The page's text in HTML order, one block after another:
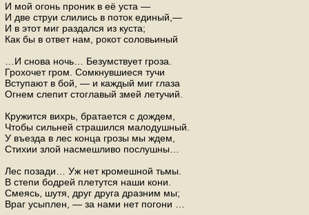
И мой огонь проник в её уста —
И две струи слились в поток единый,—
И в этот миг раздался из куста;
Как бы в ответ нам, рокот соловьиный
…И снова ночь… Безумствует гроза.
Грохочет гром. Сомкнувшиеся тучи
Вступают в бой, — и каждый миг глаза
Огнем слепит стоглавый змей летучий.
Кружится вихрь, братается с дождем,
Чтобы сильней страшился малодушный.
У въезда в лес конца грозы мы ждем,
Стихии злой насмешливо послушны…
Лес позади… Уж нет кромешной тьмы.
В степи бодрей плетутся наши кони.
Смеясь, шутя, друг друга дразним мы;
Враг усыплен, — за нами нет погони …